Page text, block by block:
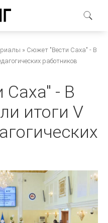
Сюжет "Вести Саха" - В
работников
- В
итоги V